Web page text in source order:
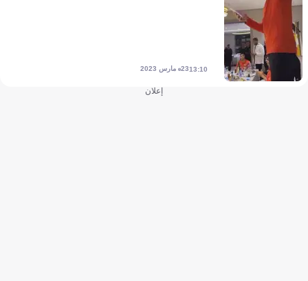
13:1023 مارس 2023
إعلان